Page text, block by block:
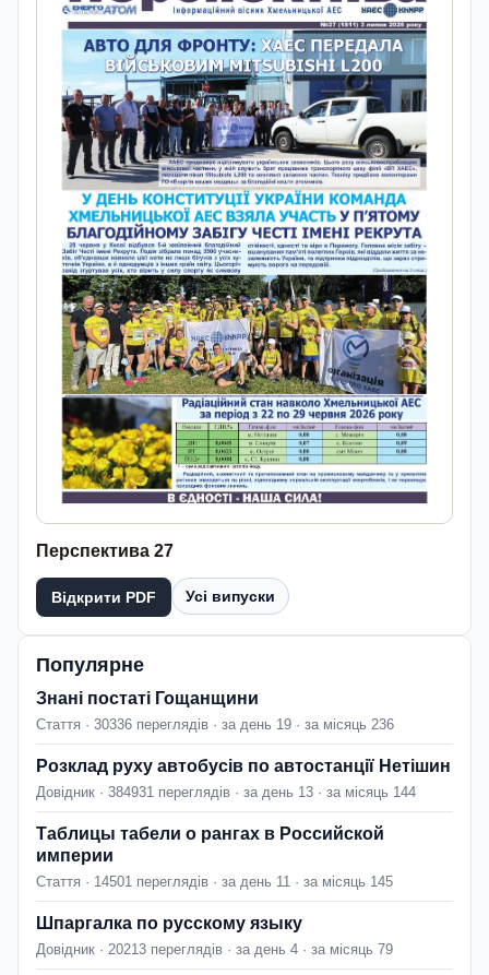
Перспектива 27
Відкрити PDF Усі випуски
Популярне
Знані постаті Гощанщини
Стаття · 30336 переглядів · за день 19 · за місяць 236
Розклад руху автобусів по автостанції Нетішин
Довідник · 384931 переглядів · за день 13 · за місяць 144
Таблицы табели о рангах в Российской
империи
Стаття · 14501 переглядів · за день 11 · за місяць 145
Шпаргалка по русскому языку
Довідник · 20213 переглядів · за день 4 · за місяць 79